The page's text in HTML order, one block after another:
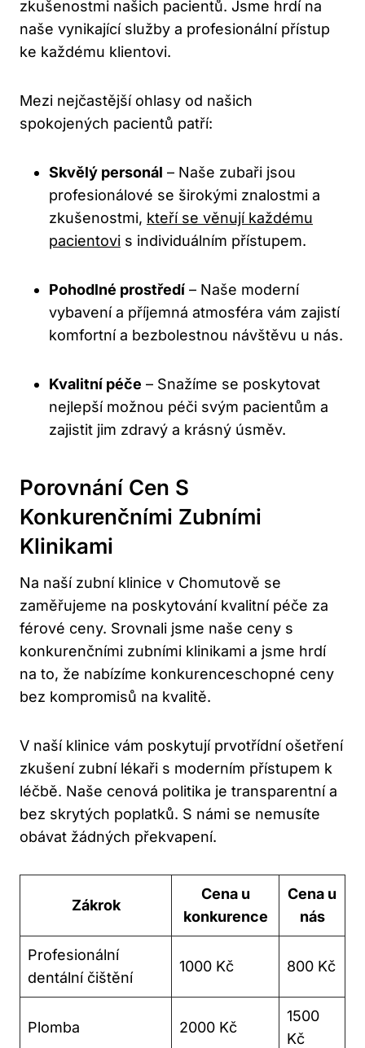
zkušenostmi našich pacientů. Jsme hrdí na
naše vynikající služby a profesionální přístup
ke každému klientovi.
Mezi nejčastější ohlasy od našich
spokojených pacientů patří:
Skvělý personál – Naše zubaři jsou
profesionálové se širokými znalostmi a
zkušenostmi, kteří se věnují každému
pacientovi s individuálním přístupem.
Pohodlné prostředí – Naše moderní
vybavení a příjemná atmosféra vám zajistí
komfortní a bezbolestnou návštěvu u nás.
Kvalitní péče – Snažíme se poskytovat
nejlepší možnou péči svým pacientům a
zajistit jim zdravý a krásný úsměv.
Porovnání Cen S
Konkurenčními Zubními
Klinikami
Na naší zubní klinice v Chomutově se
zaměřujeme na poskytování kvalitní péče za
férové ceny. Srovnali jsme naše ceny s
konkurenčními zubními klinikami a jsme hrdí
na to, že nabízíme konkurenceschopné ceny
bez kompromisů na kvalitě.
V naší klinice vám poskytují prvotřídní ošetření
zkušení zubní lékaři s moderním přístupem k
léčbě. Naše cenová politika je transparentní a
bez skrytých poplatků. S námi se nemusíte
obávat žádných překvapení.
Zákrok
Cena u
konkurence
Cena u
nás
Profesionální
dentální čištění
1000 Kč 800 Kč
Plomba 2000 Kč
1500
Kč